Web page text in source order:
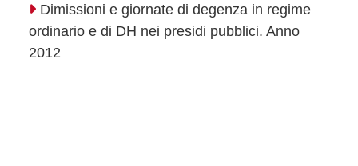
Dimissioni e giornate di degenza in regime
ordinario e di DH nei presidi pubblici. Anno
2012